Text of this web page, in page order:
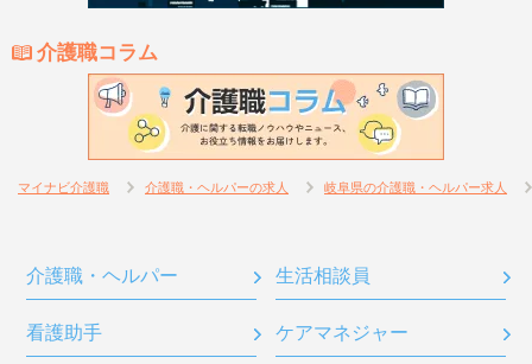
介護職コラム
マイナビ介護職 介護職・ヘルパーの求人 岐阜県の介護職・ヘルパー求人
介護職・ヘルパー 生活相談員
看護助手 ケアマネジャー